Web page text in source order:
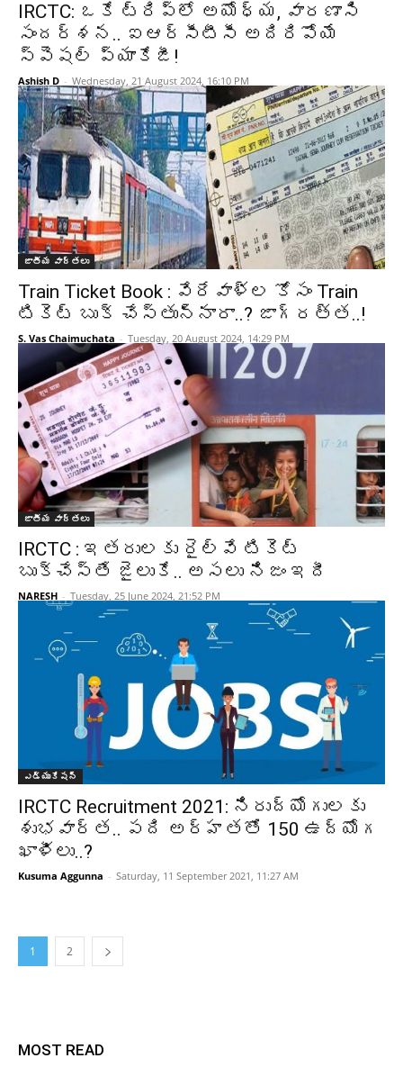
IRCTC: ఒకే ట్రిప్‌లో అయోధ్య, వారణాసి
సందర్శన.. ఐఆర్‌సీటీసీ అదిరిపోయే
స్పెషల్‌ ప్యాకేజీ!
Ashish D - Wednesday, 21 August 2024, 16:10 PM
జాతీయ వార్తలు
Train Ticket Book : వేరేవాళ్ల కోసం Train
టికెట్ బుక్ చేస్తున్నారా..? జాగ్రత్త..!
S. Vas Chaimuchata - Tuesday, 20 August 2024, 14:29 PM
జాతీయ వార్తలు
IRCTC : ఇతరులకు రైల్వే టికెట్‌
బుక్‌చేస్తే జైలుకే.. అసలు నిజం ఇదీ
NARESH - Tuesday, 25 June 2024, 21:52 PM
ఎడ్యుకేషన్
IRCTC Recruitment 2021: నిరుద్యోగులకు
శుభవార్త.. పది అర్హతతో 150 ఉద్యోగ
ఖాళీలు..?
Kusuma Aggunna - Saturday, 11 September 2021, 11:27 AM
1 2
MOST READ